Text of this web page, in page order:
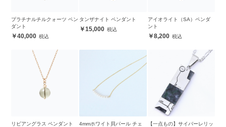
プラチナルチルクォーツ ペン
ダント
40,000
タンザナイト ペンダント
15,000
アイオライト（SA）ペンダ
ント
8,200
リビアングラス ペンダント
4mmホワイト貝パール チェ
【一点もの】サイバーレリッ